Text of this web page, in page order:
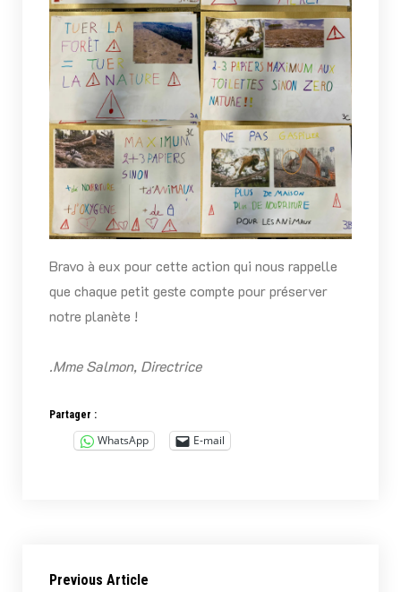
Bravo à eux pour cette action qui nous rappelle
que chaque petit geste compte pour préserver
notre planète !
.Mme Salmon, Directrice
Partager :
WhatsApp E-mail
Previous Article